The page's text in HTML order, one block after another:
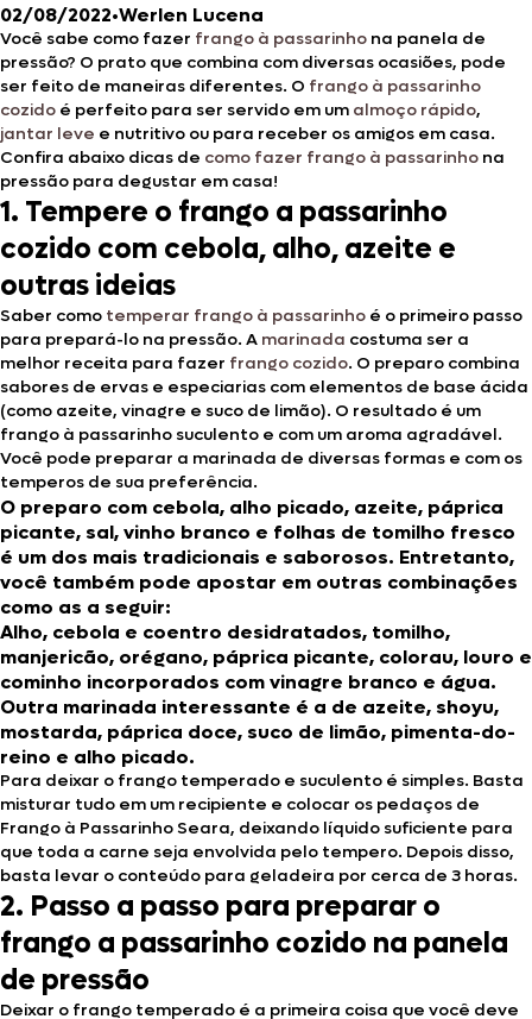
02/08/2022•Werlen Lucena
Você sabe como fazer frango à passarinho na panela de
pressão? O prato que combina com diversas ocasiões, pode
ser feito de maneiras diferentes. O frango à passarinho
cozido é perfeito para ser servido em um almoço rápido,
jantar leve e nutritivo ou para receber os amigos em casa.
Confira abaixo dicas de como fazer frango à passarinho na
pressão para degustar em casa!
1. Tempere o frango a passarinho
cozido com cebola, alho, azeite e
outras ideias
Saber como temperar frango à passarinho é o primeiro passo
para prepará-lo na pressão. A marinada costuma ser a
melhor receita para fazer frango cozido. O preparo combina
sabores de ervas e especiarias com elementos de base ácida
(como azeite, vinagre e suco de limão). O resultado é um
frango à passarinho suculento e com um aroma agradável.
Você pode preparar a marinada de diversas formas e com os
temperos de sua preferência.
O preparo com cebola, alho picado, azeite, páprica
picante, sal, vinho branco e folhas de tomilho fresco
é um dos mais tradicionais e saborosos. Entretanto,
você também pode apostar em outras combinações
como as a seguir:
Alho, cebola e coentro desidratados, tomilho,
manjericão, orégano, páprica picante, colorau, louro e
cominho incorporados com vinagre branco e água.
Outra marinada interessante é a de azeite, shoyu,
mostarda, páprica doce, suco de limão, pimenta-do-
reino e alho picado.
Para deixar o frango temperado e suculento é simples. Basta
misturar tudo em um recipiente e colocar os pedaços de
Frango à Passarinho Seara, deixando líquido suficiente para
que toda a carne seja envolvida pelo tempero. Depois disso,
basta levar o conteúdo para geladeira por cerca de 3 horas.
2. Passo a passo para preparar o
frango a passarinho cozido na panela
de pressão
Deixar o frango temperado é a primeira coisa que você deve